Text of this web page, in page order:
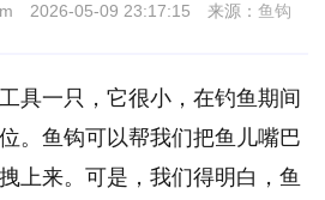
2026-05-09 23:17:15 来源： 鱼钩
具一只，它很小，在钓鱼期间
。鱼钩可以帮我们把鱼儿嘴巴
上来。可是，我们得明白，鱼